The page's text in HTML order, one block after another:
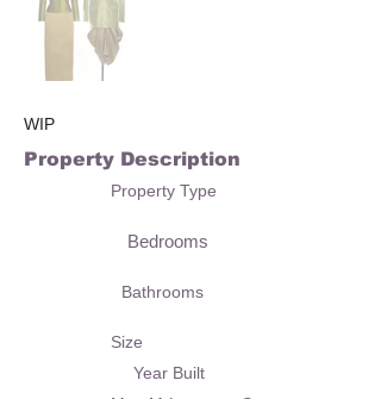
WIP
Property Description
Property Type
Bedrooms
Bathrooms
Size
Year Built